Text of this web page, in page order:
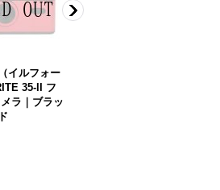
イルフォー
35-II フ
ラ｜ブラッ